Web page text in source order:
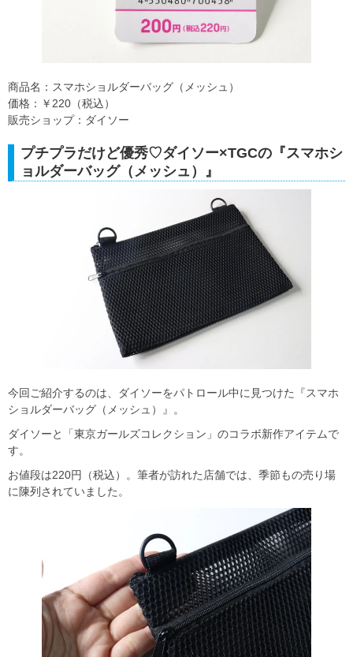
商品名：スマホショルダーバッグ（メッシュ）
価格：￥220（税込）
販売ショップ：ダイソー
プチプラだけど優秀♡ダイソー×TGCの『スマホシ
ョルダーバッグ（メッシュ）』
今回ご紹介するのは、ダイソーをパトロール中に見つけた『スマホ
ショルダーバッグ（メッシュ）』。
ダイソーと「東京ガールズコレクション」のコラボ新作アイテムで
す。
お値段は220円（税込）。筆者が訪れた店舗では、季節もの売り場
に陳列されていました。